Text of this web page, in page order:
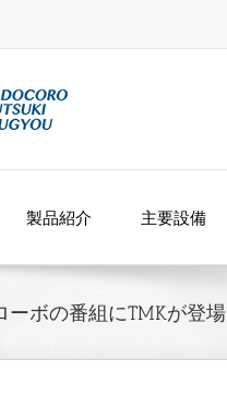
製品紹介 主要設備
ーボの番組にTMKが登場